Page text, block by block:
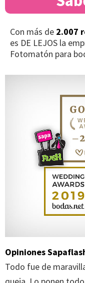
Con más de 2.007
es DE LEJOS la
Fotomatón para
Opiniones
Todo fue de